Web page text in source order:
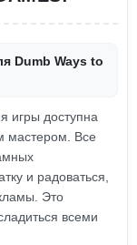
Dumb Ways to
игры доступна
мастером. Все
и радоваться,
Это
всеми